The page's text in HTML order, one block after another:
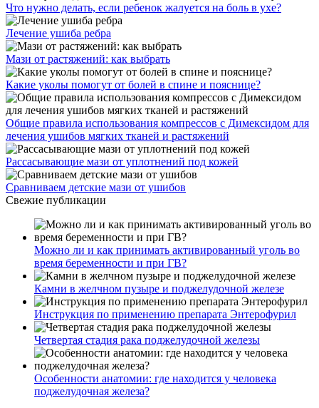
Что нужно делать, если ребенок жалуется на боль в ухе?
Лечение ушиба ребра
Мази от растяжений: как выбрать
Какие уколы помогут от болей в спине и пояснице?
Общие правила использования компрессов с Димексидом для
лечения ушибов мягких тканей и растяжений
Рассасывающие мази от уплотнений под кожей
Сравниваем детские мази от ушибов
Свежие публикации
Можно ли и как принимать активированный уголь во
время беременности и при ГВ?
Камни в желчном пузыре и поджелудочной железе
Инструкция по применению препарата Энтерофурил
Четвертая стадия рака поджелудочной железы
Особенности анатомии: где находится у человека
поджелудочная железа?